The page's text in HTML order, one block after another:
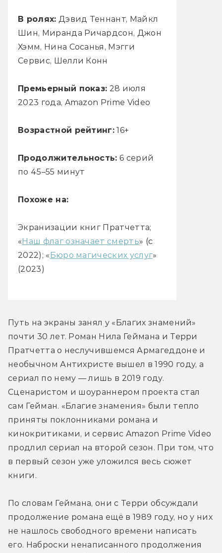
В ролях: Дэвид Теннант, Майкл
Шин, Миранда Ричардсон, Джон
Хэмм, Нина Сосанья, Мэгги
Сервис, Шелли Конн
Премьерный показ: 28 июля
2023 года, Amazon Prime Video
Возрастной рейтинг: 16+
Продолжительность: 6 серий
по 45–55 минут
Похоже на:
Экранизации книг Пратчетта;
«Наш флаг означает смерть» (с
2022); «Бюро магических услуг»
(2023)
Путь на экраны занял у «Благих знамений»
почти 30 лет. Роман Нила Геймана и Терри
Пратчетта о неслучившемся Армагеддоне и
необычном Антихристе вышел в 1990 году, а
сериал по нему — лишь в 2019 году.
Сценаристом и шоураннером проекта стал
сам Гейман. «Благие знамения» были тепло
приняты поклонниками романа и
кинокритиками, и сервис Amazon Prime Video
продлил сериал на второй сезон. При том, что
в первый сезон уже уложился весь сюжет
книги.
По словам Геймана, они с Терри обсуждали
продолжение романа ещё в 1989 году, но у них
не нашлось свободного времени написать
его. Наброски ненаписанного продолжения